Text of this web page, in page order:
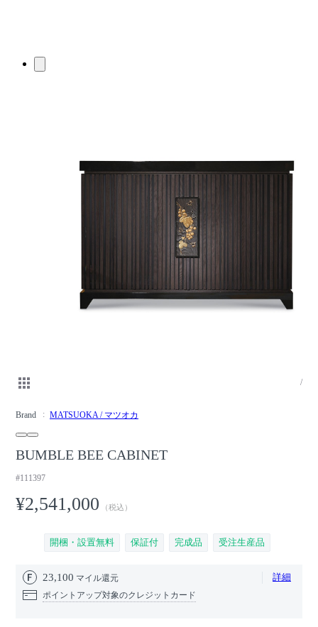
/
Brand MATSUOKA / マツオカ
BUMBLE BEE CABINET
#111397
¥2,541,000 （税込）
開梱・設置無料 保証付 完成品 受注生産品
23,100 マイル還元 詳細
ポイントアップ対象のクレジットカード